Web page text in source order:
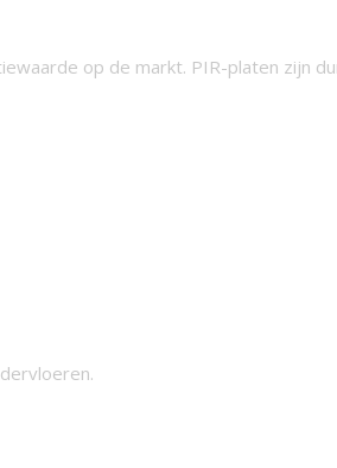
op de markt. PIR-platen zijn